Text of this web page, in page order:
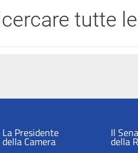
tutte
La Presidente
della Camera
Il
della